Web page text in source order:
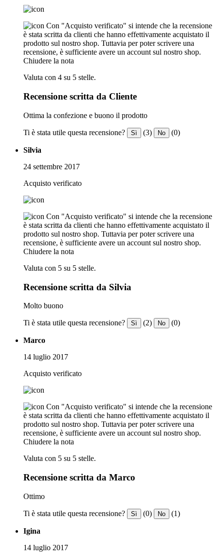
Con "Acquisto verificato" si intende che la recensione
è stata scritta da clienti che hanno effettivamente acquistato il
prodotto sul nostro shop. Tuttavia per poter scrivere una
recensione, è sufficiente avere un account sul nostro shop.
Chiudere la nota
Valuta con 4 su 5 stelle.
Recensione scritta da Cliente
Ottima la confezione e buono il prodotto
Ti è stata utile questa recensione? Sì (3) No (0)
Silvia
24 settembre 2017
Acquisto verificato
Con "Acquisto verificato" si intende che la recensione
è stata scritta da clienti che hanno effettivamente acquistato il
prodotto sul nostro shop. Tuttavia per poter scrivere una
recensione, è sufficiente avere un account sul nostro shop.
Chiudere la nota
Valuta con 5 su 5 stelle.
Recensione scritta da Silvia
Molto buono
Ti è stata utile questa recensione? Sì (2) No (0)
Marco
14 luglio 2017
Acquisto verificato
Con "Acquisto verificato" si intende che la recensione
è stata scritta da clienti che hanno effettivamente acquistato il
prodotto sul nostro shop. Tuttavia per poter scrivere una
recensione, è sufficiente avere un account sul nostro shop.
Chiudere la nota
Valuta con 5 su 5 stelle.
Recensione scritta da Marco
Ottimo
Ti è stata utile questa recensione? Sì (0) No (1)
Igina
14 luglio 2017